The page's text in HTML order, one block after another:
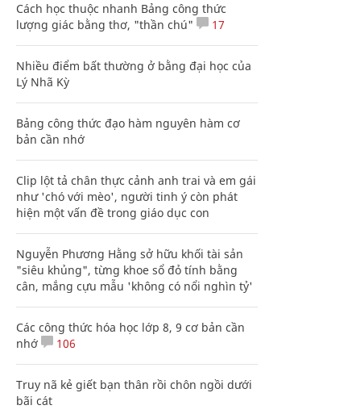
Cách học thuộc nhanh Bảng công thức
lượng giác bằng thơ, "thần chú"
17
Nhiều điểm bất thường ở bằng đại học của
Lý Nhã Kỳ
Bảng công thức đạo hàm nguyên hàm cơ
bản cần nhớ
Clip lột tả chân thực cảnh anh trai và em gái
như 'chó với mèo', người tinh ý còn phát
hiện một vấn đề trong giáo dục con
Nguyễn Phương Hằng sở hữu khối tài sản
"siêu khủng", từng khoe sổ đỏ tính bằng
cân, mắng cựu mẫu 'không có nổi nghìn tỷ'
Các công thức hóa học lớp 8, 9 cơ bản cần
nhớ
106
Truy nã kẻ giết bạn thân rồi chôn ngồi dưới
bãi cát